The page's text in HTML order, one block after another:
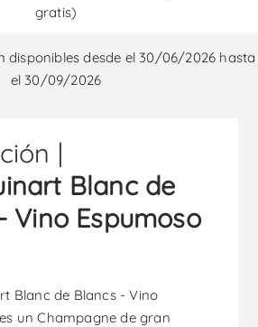
gratis)
disponibles desde el 30/06/2026 hasta
el 30/09/2026
|
Blanc de
Vino Espumoso
Blanc de Blancs - Vino
un Champagne de gran